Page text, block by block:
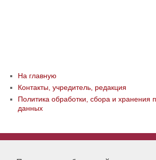
На главную
Контакты, учредитель, редакция
Политика обработки, сбора и хранения
данных
«Publishing company «World of science»,